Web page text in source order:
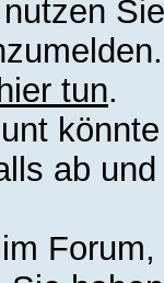
tun.
ab